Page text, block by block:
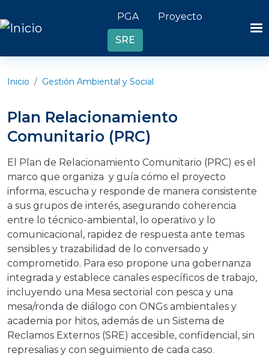
Header links
PGA Proyecto
SRE
Inicio Gestión Ambiental y Social
Plan Relacionamiento
Comunitario (PRC)
El Plan de Relacionamiento Comunitario (PRC) es el
marco que organiza y guía cómo el proyecto
informa, escucha y responde de manera consistente
a sus grupos de interés, asegurando coherencia
entre lo técnico-ambiental, lo operativo y lo
comunicacional, rapidez de respuesta ante temas
sensibles y trazabilidad de lo conversado y
comprometido. Para eso propone una gobernanza
integrada y establece canales específicos de trabajo,
incluyendo una Mesa sectorial con pesca y una
mesa/ronda de diálogo con ONGs ambientales y
academia por hitos, además de un Sistema de
Reclamos Externos (SRE) accesible, confidencial, sin
represalias y con seguimiento de cada caso.